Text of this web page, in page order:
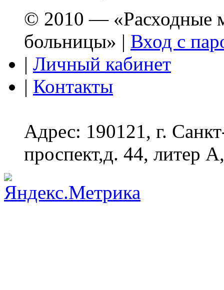
© 2010 — «Расходные
больницы» | Вход с
| Личный кабинет
| Контакты
Адрес: 190121, г.
проспект,д. 44, литер